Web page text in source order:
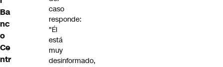
Ba
nc
o
Ce
ntr
caso
responde:
"Él
está
muy
desinformado,